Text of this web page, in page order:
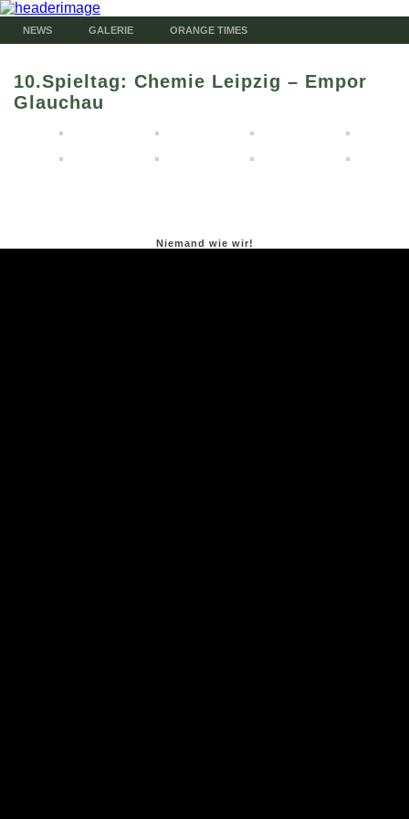
NEWS GALERIE ORANGE TIMES
10.Spieltag: Chemie Leipzig – Empor
Glauchau
Niemand wie wir!